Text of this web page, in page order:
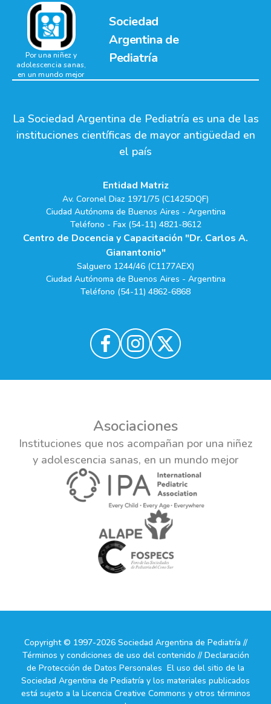
Sociedad
Argentina de
Pediatría
Por una niñez y
adolescencia sanas,
en un mundo mejor
La Sociedad Argentina de Pediatría es una de las
instituciones científicas de mayor antigüedad en
el país
Entidad Matriz
Av. Coronel Diaz 1971/75 (C1425DQF)
Ciudad Autónoma de Buenos Aires - Argentina
Teléfono - Fax (54-11) 4821-8612
Centro de Docencia y Capacitación "Dr. Carlos A.
Gianantonio"
Salguero 1244/46 (C1177AEX)
Ciudad Autónoma de Buenos Aires - Argentina
Teléfono (54-11) 4862-6868
Asociaciones
Instituciones que nos acompañan por una niñez
y adolescencia sanas, en un mundo mejor
Copyright © 1997-2026 Sociedad Argentina de Pediatría //
Términos y condiciones de uso del contenido // Declaración
de Protección de Datos Personales El uso del sitio de la
Sociedad Argentina de Pediatría y los materiales publicados
está sujeto a la Licencia Creative Commons y otros términos